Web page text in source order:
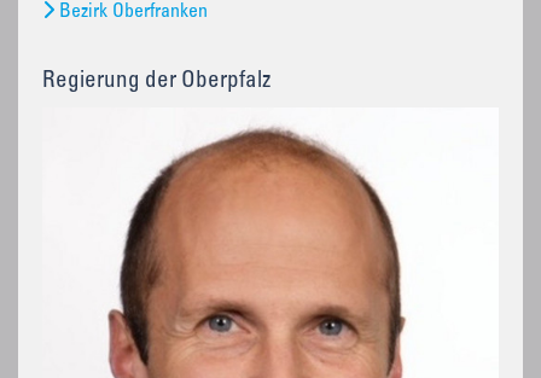
Bezirk Oberfranken
Regierung der Oberpfalz